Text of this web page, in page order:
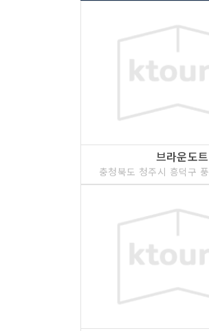
브라운도
충청북도 청주시 흥덕구